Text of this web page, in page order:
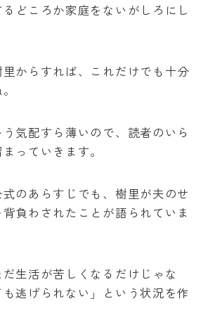
どころか家庭をないがしろにし
からすれば、これだけでも十分
気配すら薄いので、読者のいら
っていきます。
のあらすじでも、樹里が夫のせ
負わされたことが語られていま
生活が苦しくなるだけじゃな
逃げられない」という状況を作